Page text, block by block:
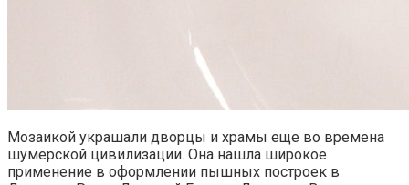
Мозаикой украшали дворцы и храмы еще во времена
шумерской цивилизации. Она нашла широкое
применение в оформлении пышных построек в